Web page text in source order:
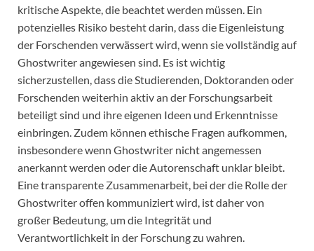
kritische Aspekte, die beachtet werden müssen. Ein
potenzielles Risiko besteht darin, dass die Eigenleistung
der Forschenden verwässert wird, wenn sie vollständig auf
Ghostwriter angewiesen sind. Es ist wichtig
sicherzustellen, dass die Studierenden, Doktoranden oder
Forschenden weiterhin aktiv an der Forschungsarbeit
beteiligt sind und ihre eigenen Ideen und Erkenntnisse
einbringen. Zudem können ethische Fragen aufkommen,
insbesondere wenn Ghostwriter nicht angemessen
anerkannt werden oder die Autorenschaft unklar bleibt.
Eine transparente Zusammenarbeit, bei der die Rolle der
Ghostwriter offen kommuniziert wird, ist daher von
großer Bedeutung, um die Integrität und
Verantwortlichkeit in der Forschung zu wahren.